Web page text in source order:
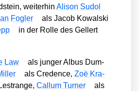
wei­ter­hinAli­son Sudol
Fog­ler
als Jacob Kowal­ski
in der Rol­le des Gel­lert
Law
als jun­ger Albus Dum­
als Cre­dence,Zoë Kra­
Callum Tur­ner
als